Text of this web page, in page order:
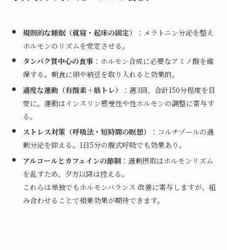
規則的な睡眠（就寝・起床の固定）
：メラトニン分泌を整え
ホルモンのリズムを安定させる。
タンパク質中心の食事：ホルモン合成に必要なアミノ酸を確
保する。朝食に卵や納豆を取り入れると効果的。
適度な運動（有酸素＋筋トレ）
：週3回、合計150分程度を目
安に。運動はインスリン感受性や性ホルモンの調整に寄与す
る。
ストレス対策（呼吸法・短時間の瞑想）
：コルチゾールの過
剰分泌を抑える。1日5分の腹式呼吸でも効果あり。
アルコールとカフェインの節制：過剰摂取はホルモンリズム
を乱すため、夕方以降は控える。
これらは単独でもホルモンバランス 改善に寄与しますが、組
み合わせることで相乗効果が期待できます。